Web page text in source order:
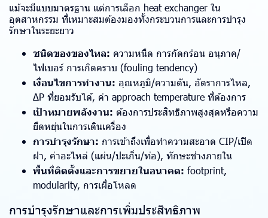
แม้จะมีแบบมาตรฐาน แต่การเลือก heat exchanger ใน
อุตสาหกรรม ที่เหมาะสมต้องมองทั้งกระบวนการและการบำรุง
รักษาในระยะยาว
ชนิดของของไหล: ความหนืด การกัดกร่อน อนุภาค/
ไฟเบอร์ การเกิดคราบ (fouling tendency)
เงื่อนไขการทำงาน: อุณหภูมิ/ความดัน, อัตราการไหล,
ΔP ที่ยอมรับได้, ค่า approach temperature ที่ต้องการ
เป้าหมายพลังงาน: ต้องการประสิทธิภาพสูงสุดหรือความ
ยืดหยุ่นในการเดินเครื่อง
การบำรุงรักษา: การเข้าถึงเพื่อทำความสะอาด CIP/เปิด
ฝา, ค่าอะไหล่ (แผ่น/ปะเก็น/ท่อ), ทักษะช่างภายใน
พื้นที่ติดตั้งและการขยายในอนาคต: footprint,
modularity, การเผื่อโหลด
การบำรุงรักษาและการเพิ่มประสิทธิภาพ